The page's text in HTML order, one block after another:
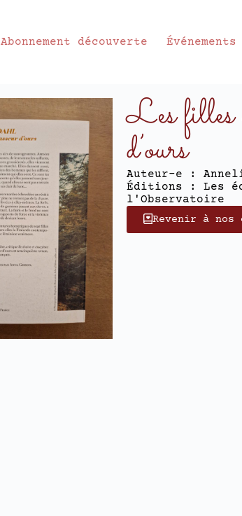
Abonnement découverte Événements
Les filles
d’ours
Auteur-e :
Éditions : Les
l'Observatoire
Revenir à nos